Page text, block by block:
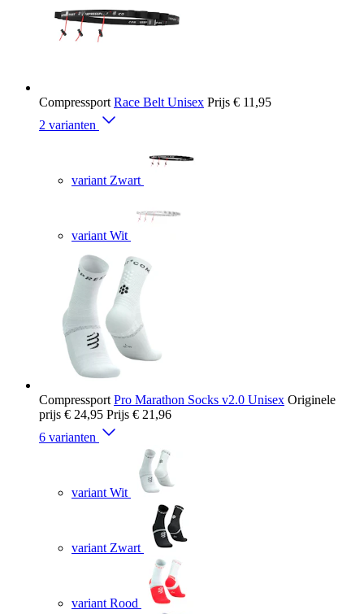
Compressport Race Belt Unisex Prijs € 11,95
2 varianten
variant Zwart
variant Wit
Compressport Pro Marathon Socks v2.0 Unisex Originele
prijs € 24,95 Prijs € 21,96
6 varianten
variant Wit
variant Zwart
variant Rood